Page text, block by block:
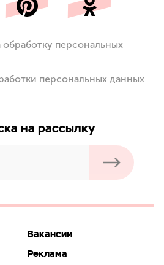
обработку персональных
персональных данных
на рассылку
Вакансии
Реклама